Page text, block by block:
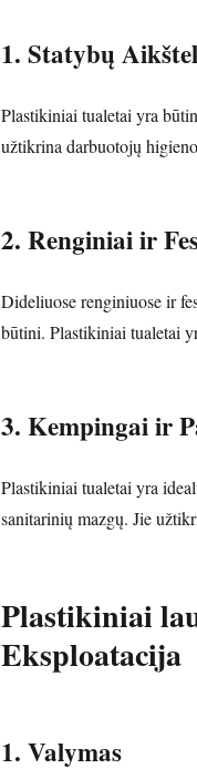
1. Statybų
Plastikiniai tualetai yra
užtikrina darbuotojų
2. Renginiai ir
Dideliuose renginiuose ir
būtini. Plastikiniai tualetai
3. Kempingai ir
Plastikiniai tualetai yra
sanitarinių mazgų. Jie
Plastikiniai
Eksploatacija
1. Valymas